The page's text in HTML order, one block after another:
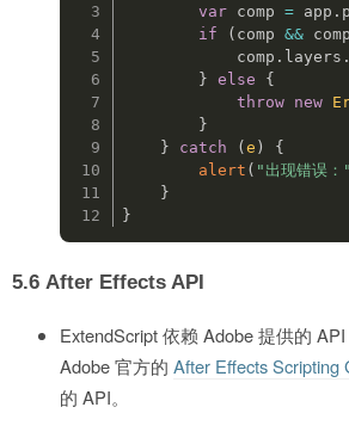
var comp = app .
if
( comp &&
            comp
. layers .
} else
{
throw
new
}
}
catch ( e )
{
alert ( "出现错误："
}
}
5.6 After Effects API
ExtendScript 依赖 Adobe 提供的
Adobe 官方的 After Effects Scripting
的 API。